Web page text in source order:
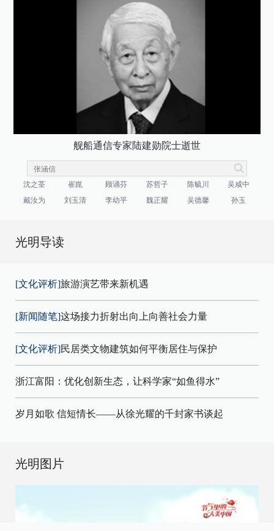
舰船通信专家陆建勋院士逝世
沈之荃 崔崑 顾诵芬 苏哲子 陈毓川
吴咸中
戴汝为
刘玉清 李幼平 魏正耀 吴德馨 孙玉
光明导读
[文化评析]旅游演艺带来新机遇
[新闻随笔]这场接力折射出向上向善社会力量
[文化评析]民居类文物建筑如何平衡居住与保护
浙江富阳：优化创新生态，让科学家“如鱼得水”
岁月如歌 信短情长——从徐光耀的千封家书谈起
光明图片